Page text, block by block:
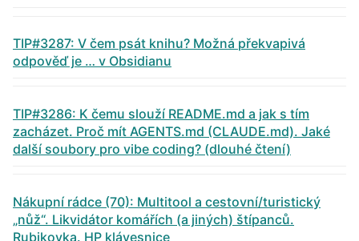
TIP#3287: V čem psát knihu? Možná překvapivá
odpověď je … v Obsidianu
TIP#3286: K čemu slouží README.md a jak s tím
zacházet. Proč mít AGENTS.md (CLAUDE.md). Jaké
další soubory pro vibe coding? (dlouhé čtení)
Nákupní rádce (70): Multitool a cestovní/turistický
„nůž“. Likvidátor komářích (a jiných) štípanců.
Rubikovka. HP klávesnice